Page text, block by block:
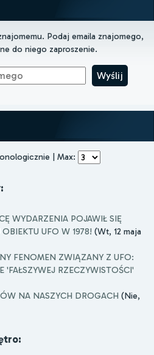
Podaj emaila znajomego,
do niego zaproszenie.
| Max:
WYDARZENIA POJAWIŁ SIĘ
UFO W 1978! (Wt, 12 maja
FENOMEN ZWIĄZANY Z UFO:
'FAŁSZYWEJ RZECZYWISTOŚCI'
NA NASZYCH DROGACH (Nie,